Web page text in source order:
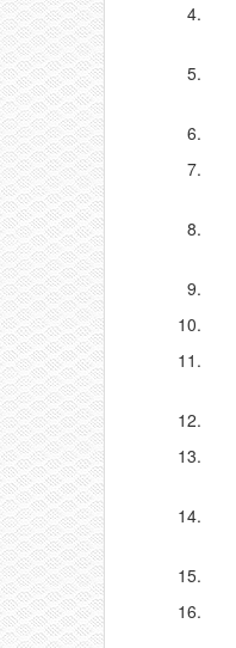
4.
5.
6.
7.
8.
9.
10.
11.
12.
13.
14.
15.
16.